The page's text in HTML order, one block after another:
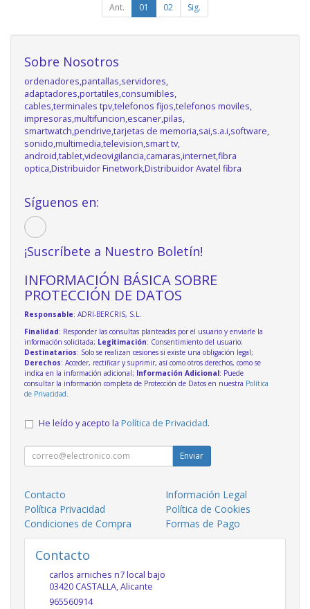
Ant. 01 02 Sig.
Sobre Nosotros
ordenadores,pantallas,servidores,
adaptadores,portatiles,consumibles,
cables,terminales tpv,telefonos fijos,telefonos moviles,
impresoras,multifuncion,escaner,pilas,
smartwatch,pendrive,tarjetas de memoria,sai,s.a.i,software,
sonido,multimedia,television,smart tv,
android,tablet,videovigilancia,camaras,internet,fibra
optica,Distribuidor Finetwork,Distribuidor Avatel fibra
Síguenos en:
¡Suscríbete a Nuestro Boletín!
INFORMACIÓN BÁSICA SOBRE
PROTECCIÓN DE DATOS
Responsable: ADRI-BERCRIS, S.L.
Finalidad: Responder las consultas planteadas por el usuario y enviarle la
información solicitada; Legitimación: Consentimiento del usuario;
Destinatarios: Solo se realizan cesiones si existe una obligación legal;
Derechos: Acceder, rectificar y suprimir, así como otros derechos, como se
indica en la información adicional; Información Adicional: Puede
consultar la información completa de Protección de Datos en nuestra Política
de Privacidad
He leído y acepto la Política de Privacidad.
Enviar
Contacto
Información Legal
Política Privacidad
Política de Cookies
Condiciones de Compra
Formas de Pago
Contacto
carlos arniches n7 local bajo
03420 CASTALLA,Alicante
965560914